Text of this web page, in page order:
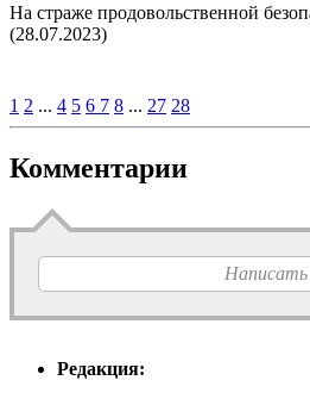
На страже продовольственной
(28.07.2023)
1 2 ... 4 5 6 7 8 ... 27 28
Комментарии
Написать
Редакция: